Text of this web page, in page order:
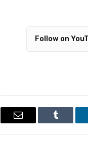
Follow on
Tumblr
Email